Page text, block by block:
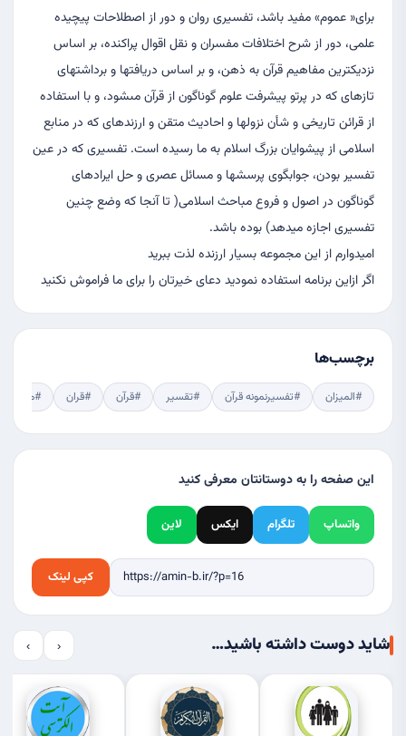
براى« عموم» مفيد باشد، تفسيرى روان و دور از اصطلاحات پيچيده
علمى، دور از شرح اختلافات مفسران و نقل اقوال پراكنده، بر اساس
نزديكترين مفاهيم قرآن به ذهن، و بر اساس دريافتها و برداشتهاى
تازه‏اى كه در پرتو پيشرفت علوم گوناگون از قرآن مى‏شود، و با استفاده
از قرائن تاريخى و شأن نزولها و احاديث متقن و ارزنده‏اى كه در منابع
اسلامى از پيشوايان بزرگ اسلام به ما رسيده است. تفسيرى كه در عين
تفسير بودن، جوابگوى پرسشها و مسائل عصرى و حل ايرادهاى
گوناگون در اصول و فروع مباحث اسلامى( تا آنجا كه وضع چنين
تفسيرى اجازه میدهد) بوده باشد.
امیدوارم از این مجموعه بسیار ارزنده لذت ببرید
اگر ازاین برنامه استفاده نمودید دعای خیرتان را برای ما فراموش نکنید
برچسب‌ها
#المیزان #تفسیرنمونه قرآن #تقسیر #قرآن #قران #مجمع
این صفحه را به دوستانتان معرفی کنید
واتساپ تلگرام ایکس لاین
کپی لینک
شاید دوست داشته باشید… ‹
›